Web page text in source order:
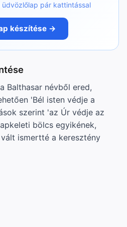
pár kattintással
készítése →
Balthasar névből ered,
'Bél isten védje a
szerint 'az Úr védje az
bölcs egyikének,
ismertté a keresztény